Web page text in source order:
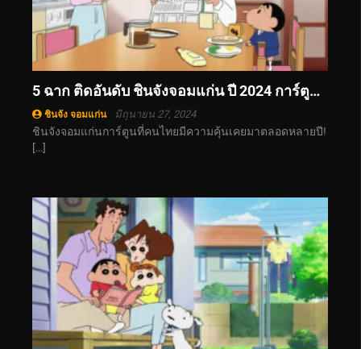
5 ฉาก ติดอันดับ ชินจังจอมแก่น ปี 2024 การ์ตูนดังขวัญใจเด็ก ๆ
ชินจัง จอมแก่น มิถุนายน 27, 2024
ชินจังจอมแก่นการ์ตูนที่คนไทยมีความคุ้นเคยมาตลอดหลายปี!
[…]